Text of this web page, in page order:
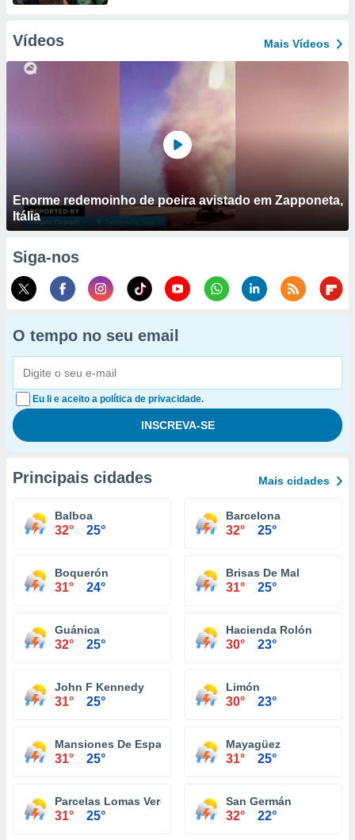
Vídeos Mais Vídeos
Enorme redemoinho de poeira avistado em Zapponeta,
Itália
Siga-nos
O tempo no seu email
Eu li e aceito a política de privacidade.
Principais cidades Mais cidades
Balboa
32° 25°
Barcelona
32° 25°
Boquerón
31° 24°
Brisas De Mal
31° 25°
Guánica
32° 25°
Hacienda Rolón
30° 23°
John F Kennedy
31° 25°
Limón
30° 23°
Mansiones De Espana
31° 25°
Mayagüez
31° 25°
Parcelas Lomas Verdes
31° 25°
San Germán
32° 22°